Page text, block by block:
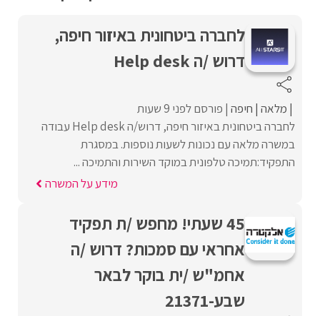
לחברה ביטחונית באיזור חיפה,
דרוש /ה Help desk
מלאה חיפה פורסם לפני 9 שעות
לחברה ביטחונית באיזור חיפה, דרוש/ה Help desk עבודה
במשרה מלאה עם נכונות לשעות נוספות. במסגרת
התפקיד:תמיכה טלפונית במוקד השירות והתמיכה ...
מידע על המשרה
45 שעתי! מחפש /ת תפקיד
אחראי עם סמכות? דרוש /ה
אחמ"ש /ית בוקר לבאר
שבע-21371